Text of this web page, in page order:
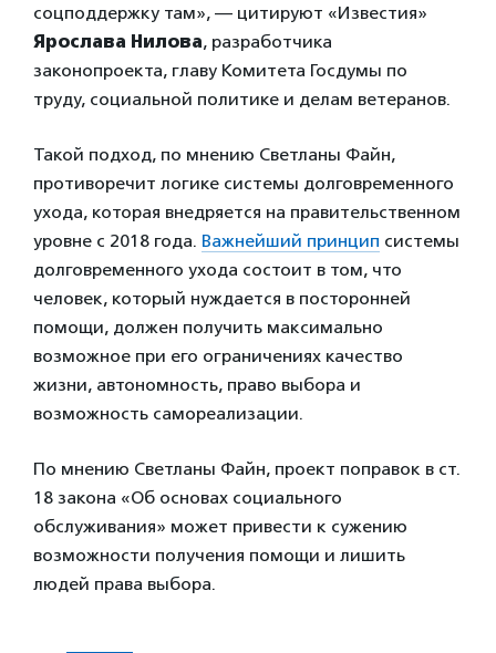
соцподдержку там», — цитируют «Известия»
Ярослава Нилова, разработчика
законопроекта, главу Комитета Госдумы по
труду, социальной политике и делам ветеранов.
Такой подход, по мнению Светланы Файн,
противоречит логике системы долговременного
ухода, которая внедряется на правительственном
уровне с 2018 года. Важнейший принцип системы
долговременного ухода состоит в том, что
человек, который нуждается в посторонней
помощи, должен получить максимально
возможное при его ограничениях качество
жизни, автономность, право выбора и
возможность самореализации.
По мнению Светланы Файн, проект поправок в ст.
18 закона «Об основах социального
обслуживания» может привести к сужению
возможности получения помощи и лишить
людей права выбора.